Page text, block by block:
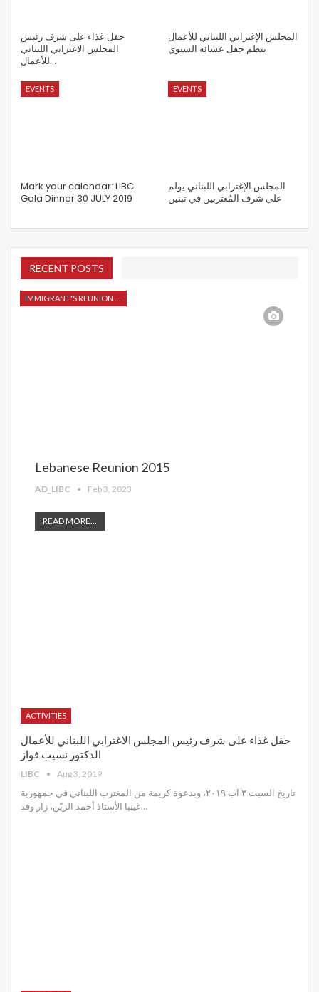
حفل غذاء على شرف رئيس
المجلس الاغترابي اللبناني
للأعمال…
المجلس الإغترابي اللبناني للأعمال
ينظم حفل عشائه السنوي
EVENTS
Mark your calendar: LIBC
Gala Dinner 30 JULY 2019
EVENTS
المجلس الإغترابي اللبناني يولم
على شرف المُغتربين في تبنين
RECENT POSTS
Lebanese Reunion 2015
AD_LIBC Feb 3, 2023
READ MORE...
ACTIVITIES
حفل غذاء على شرف رئيس المجلس الاغترابي اللبناني للأعمال
الدكتور نسيب فواز
LIBC Aug 3, 2019
تاريخ السبت ٣ آب ٢٠١٩، وبدعوة كريمة من المغترب اللبناني في جمهورية
غينيا الأستاذ أحمد الزيّن، زار وفد…